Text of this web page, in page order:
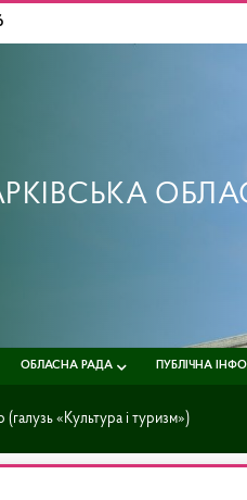
ОБЛАСНА РАДА ПУБЛІЧНА
(галузь «Культура і туризм»)